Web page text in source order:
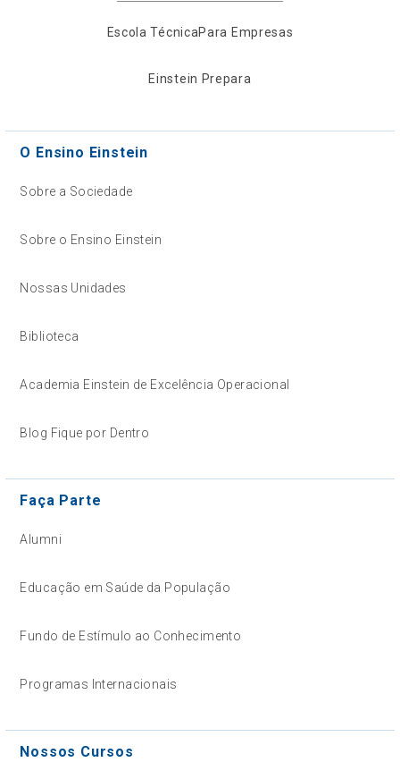
Escola TécnicaPara Empresas
Einstein Prepara
O Ensino Einstein
Sobre a Sociedade
Sobre o Ensino Einstein
Nossas Unidades
Biblioteca
Academia Einstein de Excelência Operacional
Blog Fique por Dentro
Faça Parte
Alumni
Educação em Saúde da População
Fundo de Estímulo ao Conhecimento
Programas Internacionais
Nossos Cursos